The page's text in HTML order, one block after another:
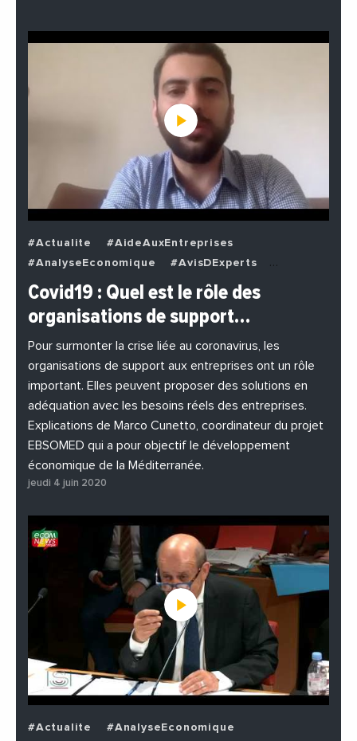
#Actualite
#AideAuxEntreprises
#AnalyseEconomique
#AvisDExperts
#BuzzNews
#Decideurs
#EchangesMediterraneens
#EnDirectDe
#Entreprises
#Institutions
#PhotosEtVideos
Covid19 : Quel est le rôle des
organisations de support…
Pour surmonter la crise liée au coronavirus, les
organisations de support aux entreprises ont un rôle
important. Elles peuvent proposer des solutions en
adéquation avec les besoins réels des entreprises.
Explications de Marco Cunetto, coordinateur du projet
EBSOMED qui a pour objectif le développement
économique de la Méditerranée.
jeudi 4 juin 2020
#Actualite
#AnalyseEconomique